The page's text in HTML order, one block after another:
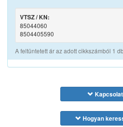
VTSZ / KN:
85044060
8504405590
A feltüntetett ár az adott cikkszámból 1
Kapcsolat
Hogyan